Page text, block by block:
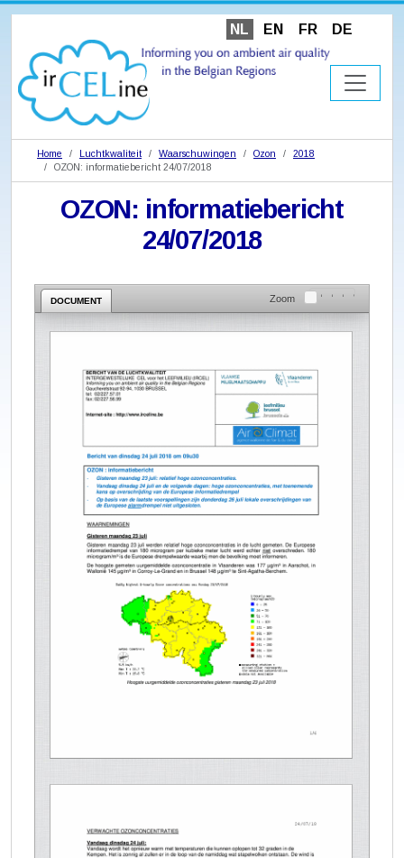
NL EN FR DE
Home Luchtkwaliteit Waarschuwingen Ozon
2018
OZON: informatiebericht 24/07/2018
OZON: informatiebericht
24/07/2018
DOCUMENT Zoom